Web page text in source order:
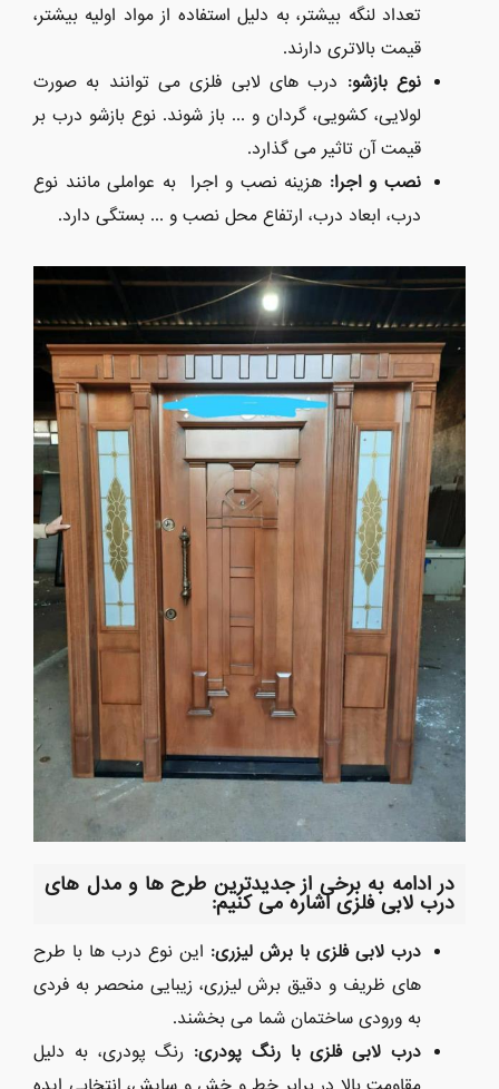
تعداد لنگه بیشتر، به دلیل استفاده از مواد اولیه بیشتر،
قیمت بالاتری دارند.
نوع بازشو: درب های لابی فلزی می توانند به صورت
لولایی، کشویی، گردان و ... باز شوند. نوع بازشو درب بر
قیمت آن تاثیر می گذارد.
نصب و اجرا: هزینه نصب و اجرا به عواملی مانند نوع
درب، ابعاد درب، ارتفاع محل نصب و ... بستگی دارد.
در ادامه به برخی از جدیدترین طرح ها و مدل های
درب لابی فلزی اشاره می کنیم:
درب لابی فلزی با برش لیزری: این نوع درب ها با طرح
های ظریف و دقیق برش لیزری، زیبایی منحصر به فردی
به ورودی ساختمان شما می بخشند.
درب لابی فلزی با رنگ پودری: رنگ پودری، به دلیل